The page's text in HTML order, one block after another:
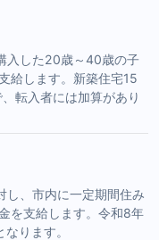
入した20歳～40歳の子
給します。新築住宅15
転入者には加算があり
し、市内に一定期間住み
を支給します。令和8年
ります。